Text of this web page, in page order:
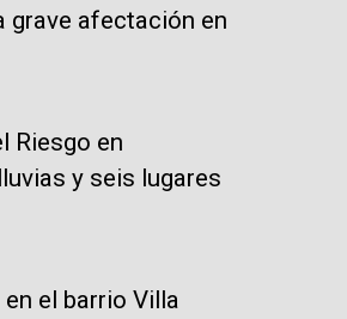
grave afectación en
Riesgo en
y seis lugares
el barrio Villa